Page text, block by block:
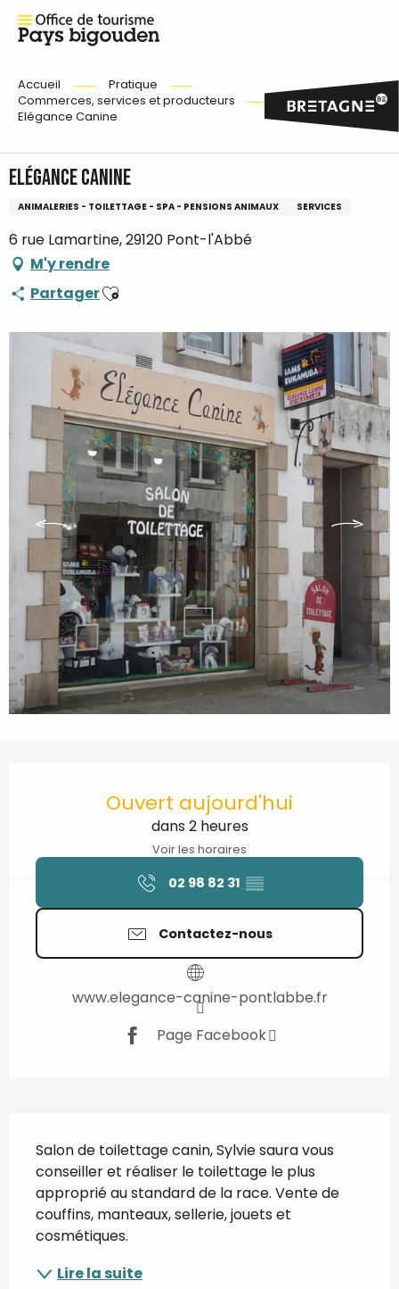
Accueil
Pratique
Commerces, services et producteurs
Elégance Canine
Elégance Canine
ANIMALERIES - TOILETTAGE - SPA - PENSIONS ANIMAUX SERVICES
6 rue Lamartine, 29120 Pont-l'Abbé
M'y rendre
PartagerAjouter aux favoris
Ouvert aujourd'hui
dans 2 heures
Voir les horaires
02 98 82 31 ▒▒
Contactez-nous
www.elegance-canine-pontlabbe.fr
Page Facebook
Salon de toilettage canin, Sylvie saura vous
conseiller et réaliser le toilettage le plus
approprié au standard de la race. Vente de
couffins, manteaux, sellerie, jouets et
cosmétiques.
Lire la suite